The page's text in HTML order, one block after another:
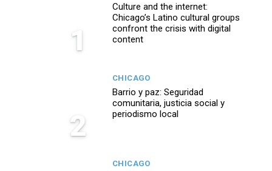
1
Culture and the internet:
Chicago’s Latino cultural groups
confront the crisis with digital
content
2
CHICAGO
Barrio y paz: Seguridad
comunitaria, justicia social y
periodismo local
CHICAGO